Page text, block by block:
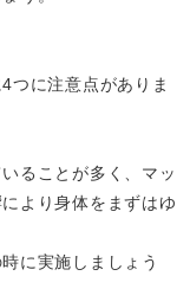
つに注意点がありま
ることが多く、マッ
より身体をまずはゆ
に実施しましょう